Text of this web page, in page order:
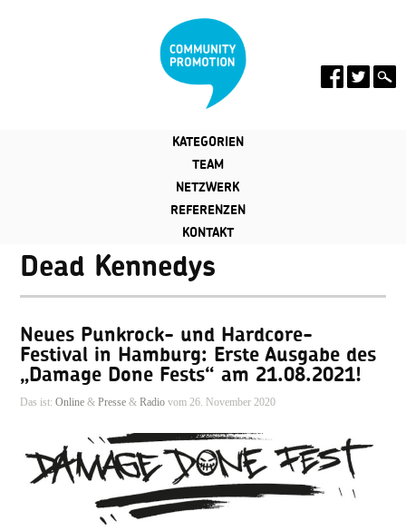
KATEGORIEN
TEAM
NETZWERK
REFERENZEN
KONTAKT
Dead Kennedys
Neues Punkrock- und Hardcore-
Festival in Hamburg: Erste Ausgabe des
„Damage Done Fests“ am 21.08.2021!
Das ist: Online& Presse& Radiovom 26. November 2020